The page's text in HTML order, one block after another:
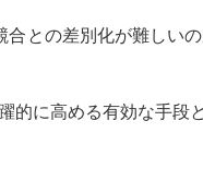
との差別化が難しい
に高める有効な手段